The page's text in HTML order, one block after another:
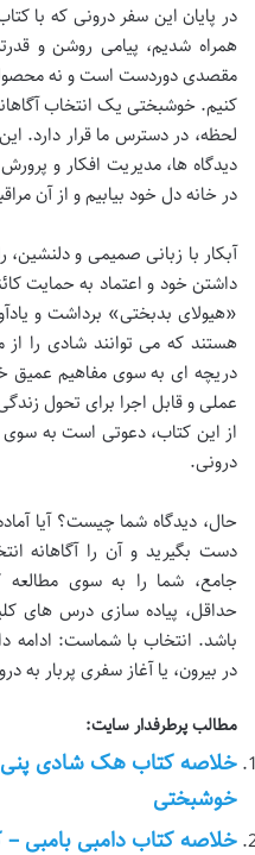
در پایان این سفر درونی که با
همراه شدیم، پیامی روشن و
مقصدی دوردست است و نه
کنیم. خوشبختی یک انتخاب
لحظه، در دسترس ما قرار دارد.
دیدگاه ها، مدیریت افکار و
در خانه دل خود بیابیم و از آن
آبکار با زبانی صمیمی و
داشتن خود و اعتماد به حمایت
«هیولای بدبختی» برداشت و
هستند که می توانند شادی را از
دریچه ای به سوی مفاهیم عمیق
عملی و قابل اجرا برای تحول
از این کتاب، دعوتی است به سوی
درونی.
حال، دیدگاه شما چیست؟ آیا
دست بگیرید و آن را آگاهانه
جامع، شما را به سوی مطالعه
حداقل، پیاده سازی درس های
باشد. انتخاب با شماست:
در بیرون، یا آغاز سفری پربار
مطالب پرطرفدار سایت:
خلاصه کتاب هک شادی
خوشبختی
خلاصه کتاب دامبی بامبی –